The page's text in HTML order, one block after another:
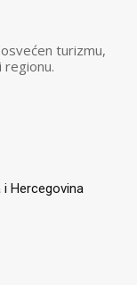
turizmu,
i Hercegovina